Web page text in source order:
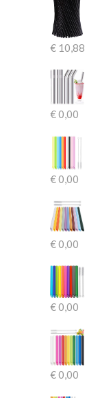
€ 10,88
€0,00
€0,00
€0,00
€0,00
€0,00